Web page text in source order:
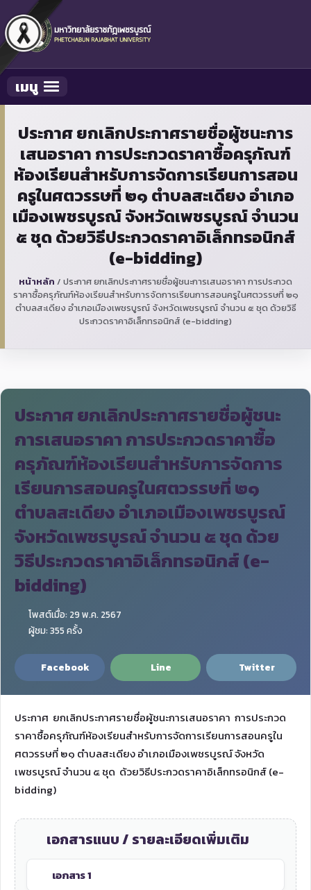
Toggle navigation
เมนู
ประกาศ ยกเลิกประกาศรายชื่อผู้ชนะการ
เสนอราคา การประกวดราคาซื้อครุภัณฑ์
ห้องเรียนสำหรับการจัดการเรียนการสอน
ครูในศตวรรษที่ ๒๑ ตำบลสะเดียง อำเภอ
เมืองเพชรบูรณ์ จังหวัดเพชรบูรณ์ จำนวน
๕ ชุด ด้วยวิธีประกวดราคาอิเล็กทรอนิกส์
(e-bidding)
หน้าหลัก / ประกาศ ยกเลิกประกาศรายชื่อผู้ชนะการเสนอราคา การประกวด
ราคาซื้อครุภัณฑ์ห้องเรียนสำหรับการจัดการเรียนการสอนครูในศตวรรษที่ ๒๑
ตำบลสะเดียง อำเภอเมืองเพชรบูรณ์ จังหวัดเพชรบูรณ์ จำนวน ๕ ชุด ด้วยวิธี
ประกวดราคาอิเล็กทรอนิกส์ (e-bidding)
ประกาศ ยกเลิกประกาศรายชื่อผู้ชนะ
การเสนอราคา การประกวดราคาซื้อ
ครุภัณฑ์ห้องเรียนสำหรับการจัดการ
เรียนการสอนครูในศตวรรษที่ ๒๑
ตำบลสะเดียง อำเภอเมืองเพชรบูรณ์
จังหวัดเพชรบูรณ์ จำนวน ๕ ชุด ด้วย
วิธีประกวดราคาอิเล็กทรอนิกส์ (e-
bidding)
โพสต์เมื่อ: 29 พ.ค. 2567
ผู้ชม: 355 ครั้ง
Facebook Line Twitter
ประกาศ ยกเลิกประกาศรายชื่อผู้ชนะการเสนอราคา การประกวด
ราคาซื้อครุภัณฑ์ห้องเรียนสำหรับการจัดการเรียนการสอนครูใน
ศตวรรษที่ ๒๑ ตำบลสะเดียง อำเภอเมืองเพชรบูรณ์ จังหวัด
เพชรบูรณ์ จำนวน ๕ ชุด ด้วยวิธีประกวดราคาอิเล็กทรอนิกส์ (e-
bidding)
เอกสารแนบ / รายละเอียดเพิ่มเติม
เอกสาร 1